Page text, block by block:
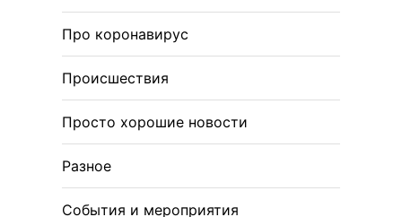
Про коронавирус
Происшествия
Просто хорошие новости
Разное
События и мероприятия